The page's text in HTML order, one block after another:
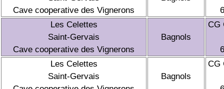
Cave cooperative des Vignerons
Les Celettes
Saint-Gervais
Cave cooperative des Vignerons
Bagnols
CG
Les Celettes
Saint-Gervais
Bagnols
CG